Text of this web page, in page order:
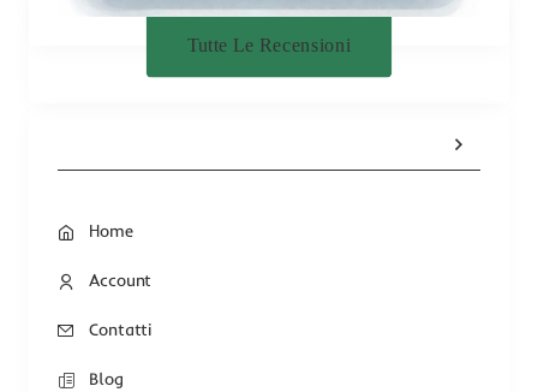
Tutte Le Recensioni
Home
Account
Contatti
Blog